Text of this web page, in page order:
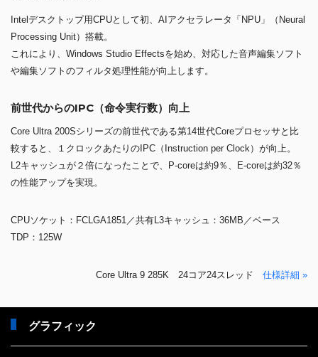
Intelデスクトップ用CPUとして初、AIアクセラレータ「NPU」（Neural
Processing Unit）搭載。
これにより、Windows Studio Effectsを始め、対応した音声編集ソフト
や編集ソフトのフィルタ処理性能が向上します。
前世代からのIPC（命令実行数）向上
Core Ultra 200Sシリーズの前世代である第14世代Coreプロセッサと比
較すると、１クロックあたりのIPC（Instruction per Clock）が向上。
L2キャッシュが２倍になったことで、P-coreは約9％、E-coreは約32％
の性能アップを実現。
CPUソケット：FCLGA1851／共有L3キャッシュ：36MB／ベース
TDP：125W
Core Ultra 9 285K 24コア24スレッド 仕様詳細 »
グラフィック